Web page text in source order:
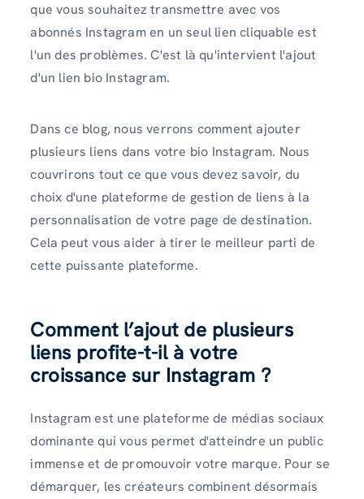
que vous souhaitez transmettre avec vos
abonnés Instagram en un seul lien cliquable est
l'un des problèmes. C'est là qu'intervient l'ajout
d'un lien bio Instagram.
Dans ce blog, nous verrons comment ajouter
plusieurs liens dans votre bio Instagram. Nous
couvrirons tout ce que vous devez savoir, du
choix d'une plateforme de gestion de liens à la
personnalisation de votre page de destination.
Cela peut vous aider à tirer le meilleur parti de
cette puissante plateforme.
Comment l’ajout de plusieurs
liens profite-t-il à votre
croissance sur Instagram ?
Instagram est une plateforme de médias sociaux
dominante qui vous permet d'atteindre un public
immense et de promouvoir votre marque. Pour se
démarquer, les créateurs combinent désormais